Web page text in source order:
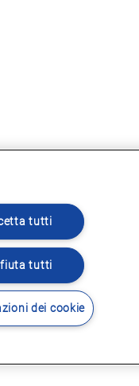
tutti
tutti
dei cookie